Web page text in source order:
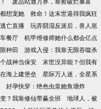
想宠她
救命！这末世逼得我疯狂
亡直播
玩弄阴湿反派后，兽人崽
餐厅
机甲维修师她什么都会亿点
种田
游戏入侵：我靠无限吞噬杀
战神当保安
末世没异能？但我有
海上建堡垒
星际万人迷，全星系
好孕快穿：绝色虫皇她鱼塘炸
？我靠修仙带赢全班
地球人，被